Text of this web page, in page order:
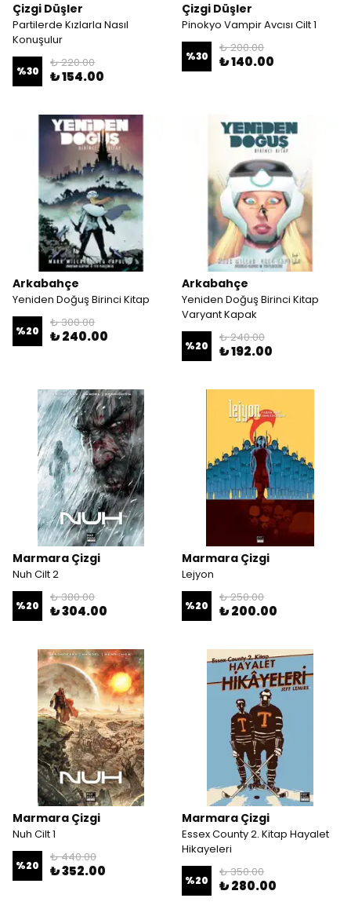
Çizgi Düşler
Partilerde Kızlarla Nasıl
Konuşulur
%30
₺ 220.00
₺ 154.00
Çizgi Düşler
Pinokyo Vampir Avcısı Cilt 1
%30
₺ 200.00
₺ 140.00
Arkabahçe
Yeniden Doğuş Birinci Kitap
%20
₺ 300.00
₺ 240.00
Arkabahçe
Yeniden Doğuş Birinci Kitap
Varyant Kapak
%20
₺ 240.00
₺ 192.00
Marmara Çizgi
Nuh Cilt 2
%20
₺ 380.00
₺ 304.00
Marmara Çizgi
Lejyon
%20
₺ 250.00
₺ 200.00
Marmara Çizgi
Nuh Cilt 1
%20
₺ 440.00
₺ 352.00
Marmara Çizgi
Essex County 2. Kitap Hayalet
Hikayeleri
%20
₺ 350.00
₺ 280.00